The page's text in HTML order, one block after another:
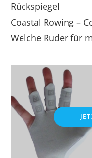
Rückspiegel
Coastal Rowing –
Welche Ruder für